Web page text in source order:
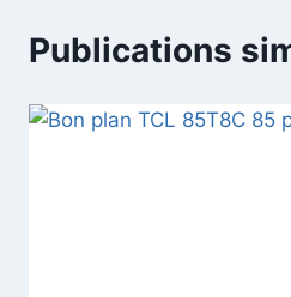
Publications